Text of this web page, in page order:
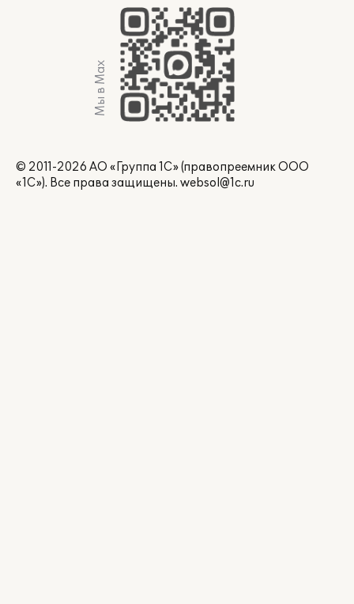
Мы в Max
© 2011-2026 АО «Группа 1С» (правопреемник ООО
«1С»). Все права защищены. websol@1c.ru